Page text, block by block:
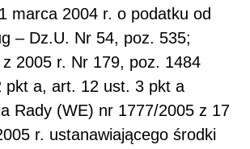
marca 2004 r. o podatku od
– Dz.U. Nr 54, poz. 535;
2005 r. Nr 179, poz. 1484
pkt a, art. 12 ust. 3 pkt a
Rady (WE) nr 1777/2005 z 17
r. ustanawiającego środki